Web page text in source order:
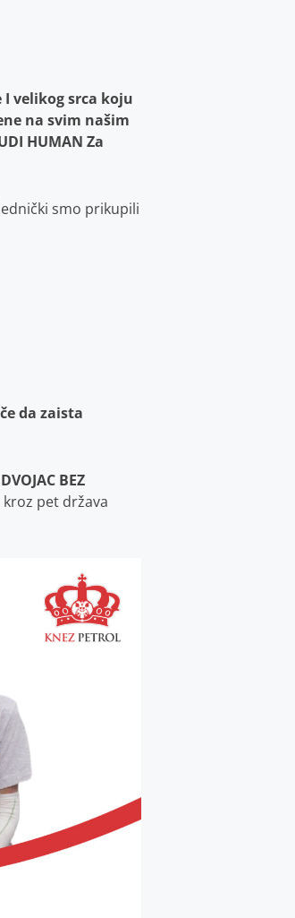
velikog srca koju
na svim našim
HUMAN Za
smo prikupili
da zaista
DVOJAC BEZ
pet država